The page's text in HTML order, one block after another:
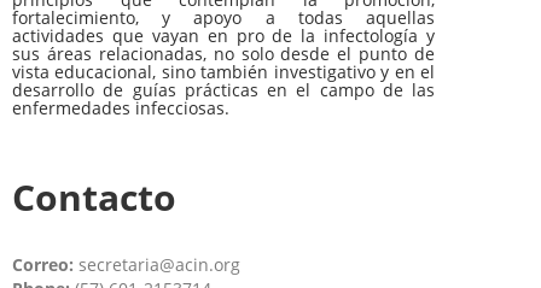
fortalecimiento, y apoyo a todas aquellas
actividades que vayan en pro de la infectología y
sus áreas relacionadas, no solo desde el punto de
vista educacional, sino también investigativo y en el
desarrollo de guías prácticas en el campo de las
enfermedades infecciosas.
Contacto
Correo: secretaria@acin.org